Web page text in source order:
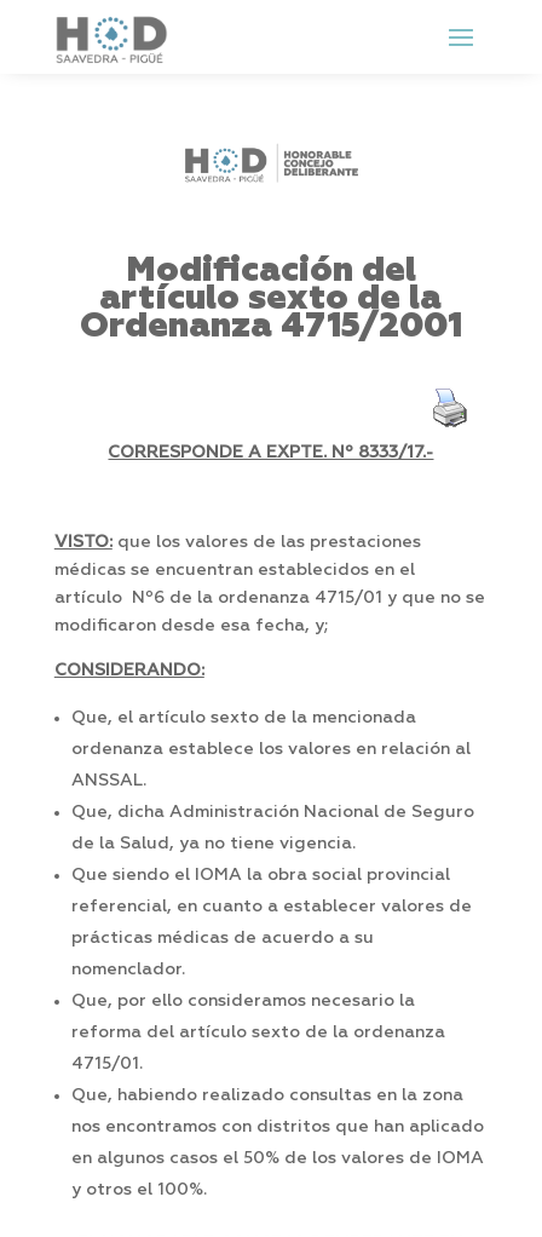
Modificación del
artículo sexto de la
Ordenanza 4715/2001
CORRESPONDE A EXPTE. Nº 8333/17.-
VISTO:que los valores de las prestaciones
médicas se encuentran establecidos en el
artículo Nº6 de la ordenanza 4715/01 y que no se
modificaron desde esa fecha, y;
CONSIDERANDO:
Que, el artículo sexto de la mencionada
ordenanza establece los valores en relación al
ANSSAL.
Que, dicha Administración Nacional de Seguro
de la Salud, ya no tiene vigencia.
Que siendo el IOMA la obra social provincial
referencial, en cuanto a establecer valores de
prácticas médicas de acuerdo a su
nomenclador.
Que, por ello consideramos necesario la
reforma del artículo sexto de la ordenanza
4715/01.
Que, habiendo realizado consultas en la zona
nos encontramos con distritos que han aplicado
en algunos casos el 50% de los valores de IOMA
y otros el 100%.